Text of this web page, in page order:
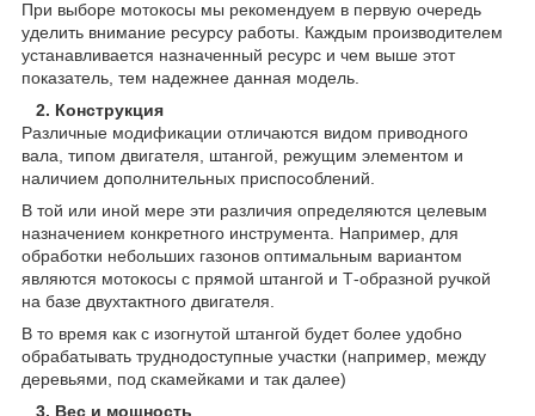
При выборе мотокосы мы рекомендуем в первую очередь
уделить внимание ресурсу работы. Каждым производителем
устанавливается назначенный ресурс и чем выше этот
показатель, тем надежнее данная модель.
2. Конструкция
Различные модификации отличаются видом приводного
вала, типом двигателя, штангой, режущим элементом и
наличием дополнительных приспособлений.
В той или иной мере эти различия определяются целевым
назначением конкретного инструмента. Например, для
обработки небольших газонов оптимальным вариантом
являются мотокосы с прямой штангой и Т-образной ручкой
на базе двухтактного двигателя.
В то время как с изогнутой штангой будет более удобно
обрабатывать труднодоступные участки (например, между
деревьями, под скамейками и так далее)
3. Вес и мощность